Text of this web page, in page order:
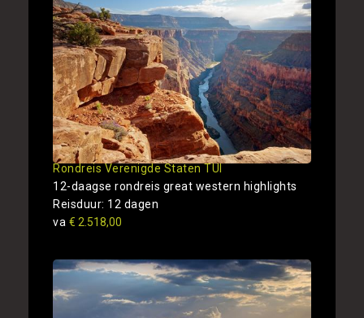
Rondreis Verenigde Staten TUI
12-daagse rondreis great western highlights
Reisduur: 12 dagen
va € 2.518,00